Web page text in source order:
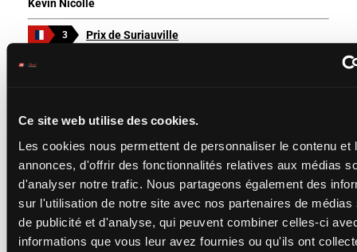
Ce site web utilise des cookies.
Les cookies nous permettent de personnaliser le contenu et
annonces, d'offrir des fonctionnalités relatives aux médias
d'analyser notre trafic. Nous partageons également des
sur l'utilisation de notre site avec nos partenaires de médias
de publicité et d'analyse, qui peuvent combiner celles-ci
informations que vous leur avez fournies ou qu'ils ont
Kevin Nicolle
3 Prix de Suriauville